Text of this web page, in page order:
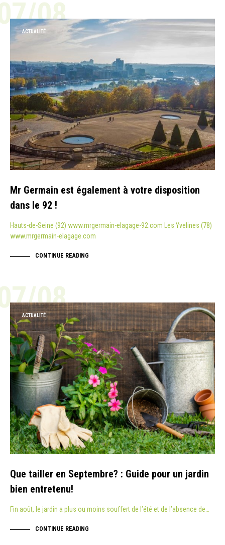
08
ACTUALITÉ
Mr Germain est également à votre disposition
dans le 92 !
Hauts-de-Seine (92) www.mrgermain-elagage-92.com Les Yvelines (78)
www.mrgermain-elagage.com
CONTINUE READING
08
ACTUALITÉ
Que tailler en Septembre? : Guide pour un jardin
bien entretenu!
Fin août, le jardin a plus ou moins souffert de l’été et de l’absence de…
CONTINUE READING